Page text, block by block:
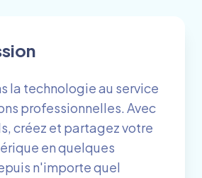
la technologie au service
professionnelles. Avec
créez et partagez votre
en quelques
n'importe quel